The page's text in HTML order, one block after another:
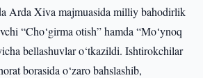
Arda Xiva majmuasida milliy bahodirlik
“Cho‘girma otish” hamda “Mo‘ynoq
bellashuvlar o‘tkazildi. Ishtirokchilar
borasida o‘zaro bahslashib,